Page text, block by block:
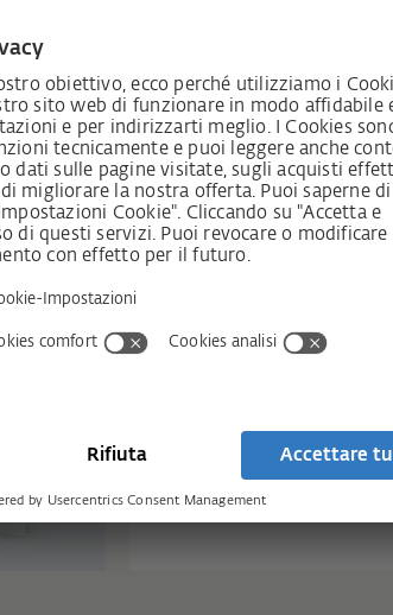
AEROPLUS WRG
Immissione ed espulsione
con il massimo recupero di
unite in un unico
assicura una confortevole
maggiori dimensioni.